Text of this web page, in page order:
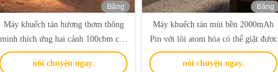
Băng
Máy khuếch tán hương thơm thông
minh thích ứng hai cảnh 100cbm cho
gia đình và ô tô
nói chuyện ngay.
Băng
Máy khuếch tán mùi bền 2000mAh
Pin với lõi atom hóa có thể giặt được
nói chuyện ngay.